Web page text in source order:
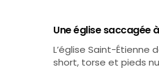
Une église saccagée
L’église Saint-Étienne
short, torse et pieds